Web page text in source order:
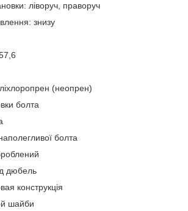
ліворуч, праворуч
знизу
(неопрен)
болта
болта
дюбель
конструкція
шайби